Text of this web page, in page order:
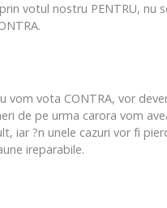
votul nostru PENTRU, nu
vom vota CONTRA, vor
de pe urma carora vom
iar ?n unele cazuri vor fi
ireparabile.